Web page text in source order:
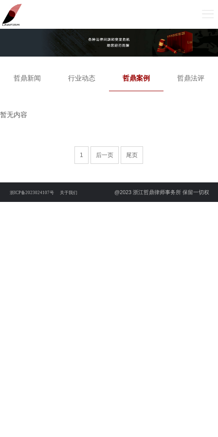
哲鼎新闻 行业动态 哲鼎案例 哲鼎法评
暂无内容
1 后一页 尾页
浙ICP备2023024107号 关于我们 @2023 浙江哲鼎律师事务所 保留一切权